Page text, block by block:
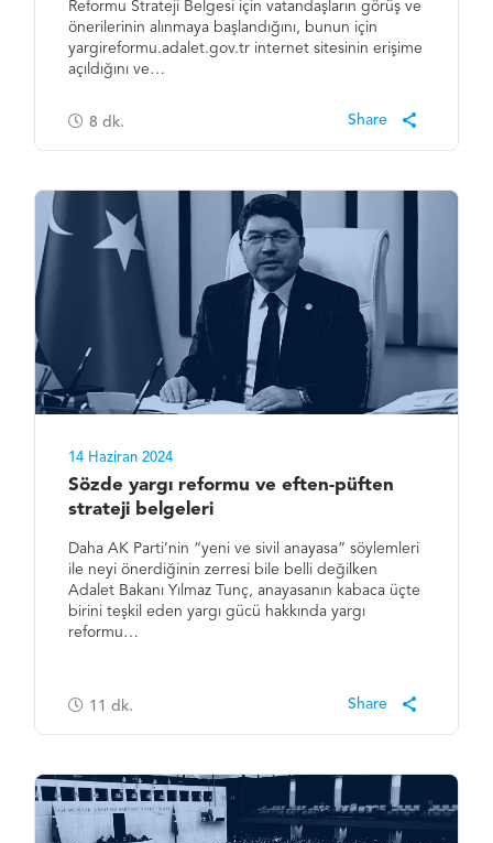
Reformu Strateji Belgesi için vatandaşların görüş ve
önerilerinin alınmaya başlandığını, bunun için
yargireformu.adalet.gov.tr internet sitesinin erişime
açıldığını ve…
8 dk.
14 Haziran 2024
Sözde yargı reformu ve eften-püften
strateji belgeleri
Daha AK Parti’nin “yeni ve sivil anayasa” söylemleri
ile neyi önerdiğinin zerresi bile belli değilken
Adalet Bakanı Yılmaz Tunç, anayasanın kabaca üçte
birini teşkil eden yargı gücü hakkında yargı
reformu…
11 dk.